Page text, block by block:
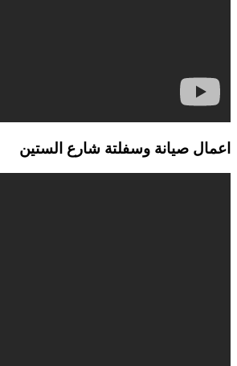
اعمال صيانة وسفلتة شارع الستين